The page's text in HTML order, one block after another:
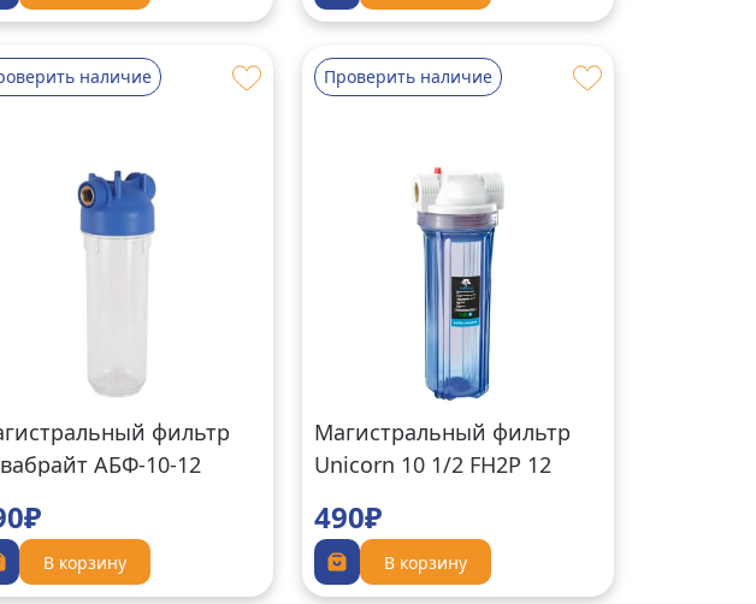
наличие
фильтр
АБФ-10-12
В корзину
Проверить наличие
Магистральный фильтр
Unicorn 10 1/2 FH2P 12
490₽
В корзину